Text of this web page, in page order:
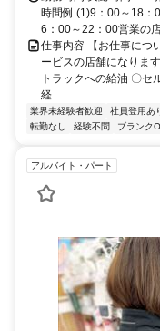
時間例 (1)9：00～18：
6：00～22：00営業の
仕事内容 【お仕事につ
ービスの店舗になりま
トラックへの給油 〇セ
経...
業界未経験者歓迎 社員登用あ
転勤なし
経験不問 ブランク
アルバイト・パート